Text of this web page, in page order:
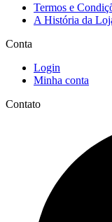
Termos e
A História da
Conta
Login
Minha conta
Contato